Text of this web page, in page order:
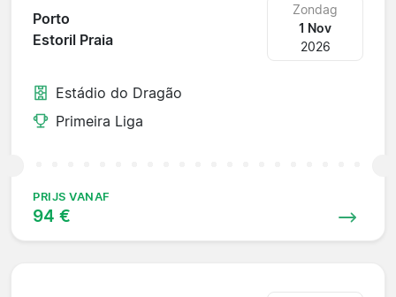
Porto
Estoril Praia
Zondag
1 Nov
2026
Estádio do Dragão
Primeira Liga
PRIJS VANAF
94 €